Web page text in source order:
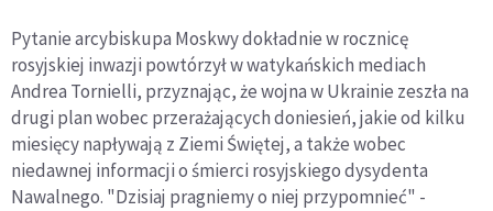
Pytanie arcybiskupa Moskwy dokładnie w rocznicę
rosyjskiej inwazji powtórzył w watykańskich mediach
Andrea Tornielli, przyznając, że wojna w Ukrainie zeszła na
drugi plan wobec przerażających doniesień, jakie od kilku
miesięcy napływają z Ziemi Świętej, a także wobec
niedawnej informacji o śmierci rosyjskiego dysydenta
Nawalnego. "Dzisiaj pragniemy o niej przypomnieć" -